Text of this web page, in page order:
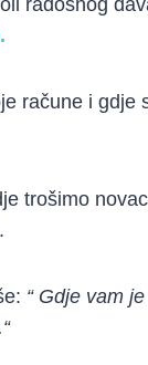
radosnog
račune i gdje
trošimo
“Gdje vam je
“